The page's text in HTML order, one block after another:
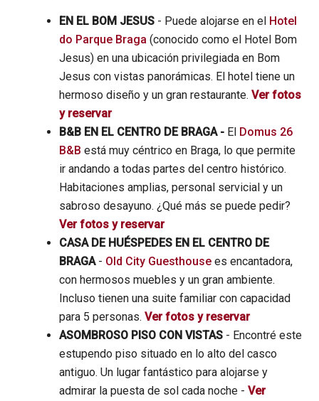
EN EL BOM JESUS - Puede alojarse en el Hotel
do Parque Braga (conocido como el Hotel Bom
Jesus) en una ubicación privilegiada en Bom
Jesus con vistas panorámicas. El hotel tiene un
hermoso diseño y un gran restaurante.Ver fotos
y reservar
B&B EN EL CENTRO DE BRAGA - El Domus 26
B&B está muy céntrico en Braga, lo que permite
ir andando a todas partes del centro histórico.
Habitaciones amplias, personal servicial y un
sabroso desayuno. ¿Qué más se puede pedir?
Ver fotos y reservar
CASA DE HUÉSPEDES EN EL CENTRO DE
BRAGA - Old City Guesthouse es encantadora,
con hermosos muebles y un gran ambiente.
Incluso tienen una suite familiar con capacidad
para 5 personas.Ver fotos y reservar
ASOMBROSO PISO CON VISTAS - Encontré este
estupendo piso situado en lo alto del casco
antiguo. Un lugar fantástico para alojarse y
admirar la puesta de sol cada noche -Ver